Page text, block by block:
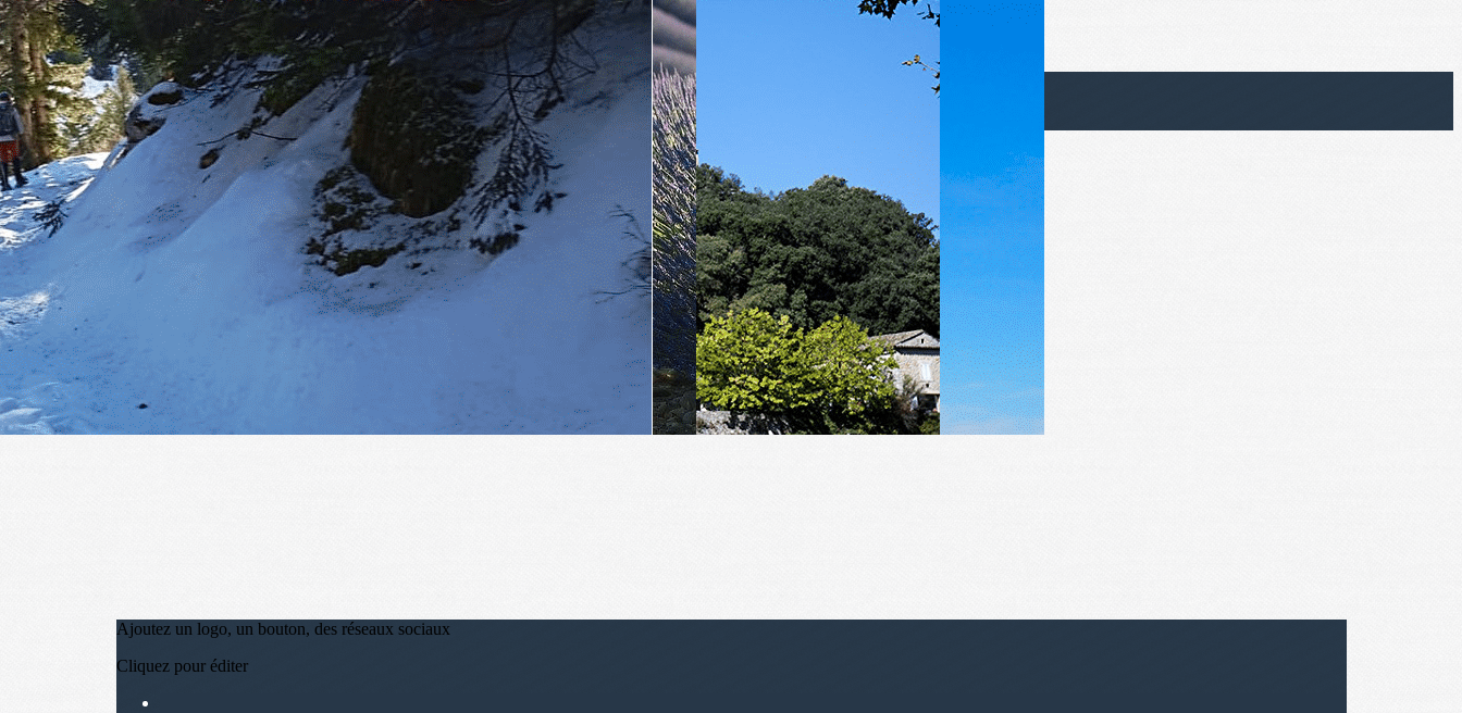
Exporter les lignes sélectionnées
Exporter toutes les colonnes
Exporter uniquement les colonnes affichées
Menu
?>
Images de la page d'accueil
Cliquez pour éditer
Ajoutez un logo, un bouton, des réseaux sociaux
Cliquez pour éditer